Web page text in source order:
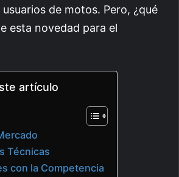
de motos. Pero, ¿qué
esta novedad para el
artículo
Técnicas
con la Competencia